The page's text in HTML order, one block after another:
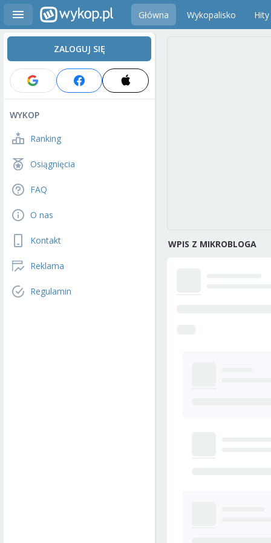
Główna Wykopalisko Hity
ZALOGUJ SIĘ
WYKOP
Ranking
Osiągnięcia
FAQ
O nas
Kontakt
Reklama
Regulamin
WPIS Z MIKROBLOGA